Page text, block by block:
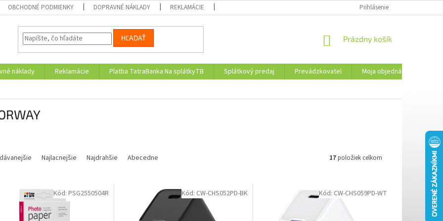
OBCHODNÉ PODMIENKY DOPRAVNÉ NÁKLADY REKLAMÁCIE MOJA OBJEDNÁVKA
Prihlásenie
HĽADAŤ
NÁKUPNÝ
Prázdny košík
náklady Reklamácie Platba TatraBanka Na splátkyTB Splátkový predaj Prevádzkovatel Moja objednávka
Najlacnejšie Najdrahšie Abecedne 17položiek celkom
Kód: PSG2550504R Kód: CW-CHS052PD-BK Kód: CW-CHS059PD-WT